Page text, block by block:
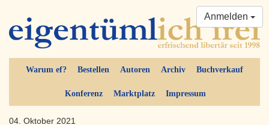
Warum ef? Bestellen Autoren Archiv Buchverkauf
Konferenz Marktplatz Impressum
Anmelden
04. Oktober 2021